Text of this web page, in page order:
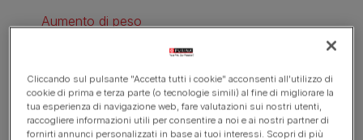
Aumento di peso
Occhi velati
Gli scappa
Cliccando sul pulsante "Accetta tutti i cookie" acconsenti all'utilizzo di
cookie di prima e terza parte (o tecnologie simili) al fine di migliorare la
tua esperienza di navigazione web, fare valutazioni sui nostri utenti,
raccogliere informazioni utili per consentire a noi e ai nostri partner di
fornirti annunci personalizzati in base ai tuoi interessi. Scopri di più